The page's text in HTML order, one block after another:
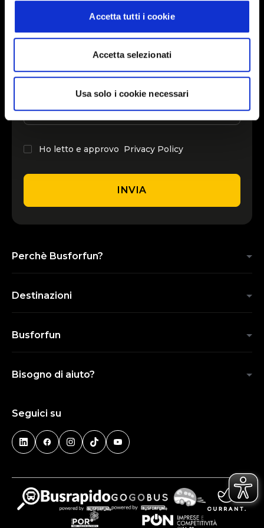
Accetta tutti i cookie
Accetta selezionati
Usa solo i cookie necessari
Indietro Avanti
INSERISCI IL TUO NOME
INSERISCI LA TUA EMAIL
Ho letto e approvo Privacy Policy
INVIA
Perchè Busforfun?
Destinazioni
Busforfun
Bisogno di aiuto?
Seguici su